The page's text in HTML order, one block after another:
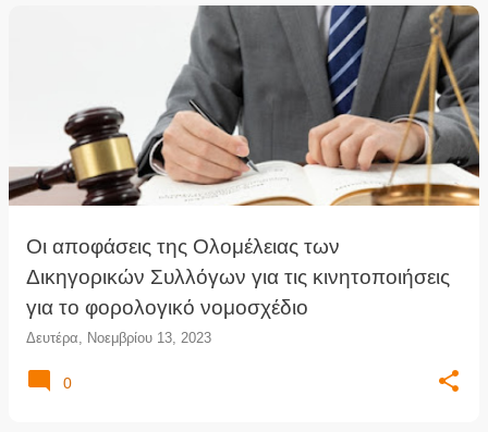
Οι αποφάσεις της Ολομέλειας των
Δικηγορικών Συλλόγων για τις κινητοποιήσεις
για το φορολογικό νομοσχέδιο
Δευτέρα, Νοεμβρίου 13, 2023
0